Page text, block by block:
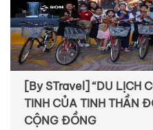
[By STravel] “DU LỊCH
TINH CỦA TINH THẦN
CỘNG ĐỒNG